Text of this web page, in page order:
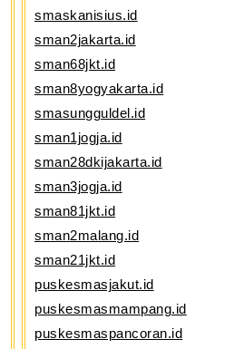
smaskanisius.id
sman2jakarta.id
sman68jkt.id
sman8yogyakarta.id
smasungguldel.id
sman1jogja.id
sman28dkijakarta.id
sman3jogja.id
sman81jkt.id
sman2malang.id
sman21jkt.id
puskesmasjakut.id
puskesmasmampang.id
puskesmaspancoran.id